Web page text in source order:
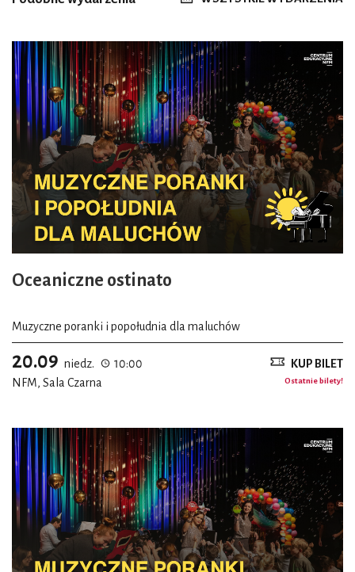
Oceaniczne ostinato
Muzyczne poranki i popołudnia dla maluchów
20.09 niedz.
10:00
NFM, Sala Czarna
KUP BILET
Ostatnie bilety!